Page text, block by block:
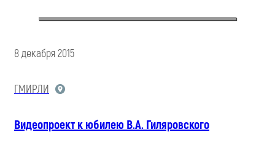
8 декабря 2015
ГМИРЛИ
Видеопроект к юбилею В.А. Гиляровского